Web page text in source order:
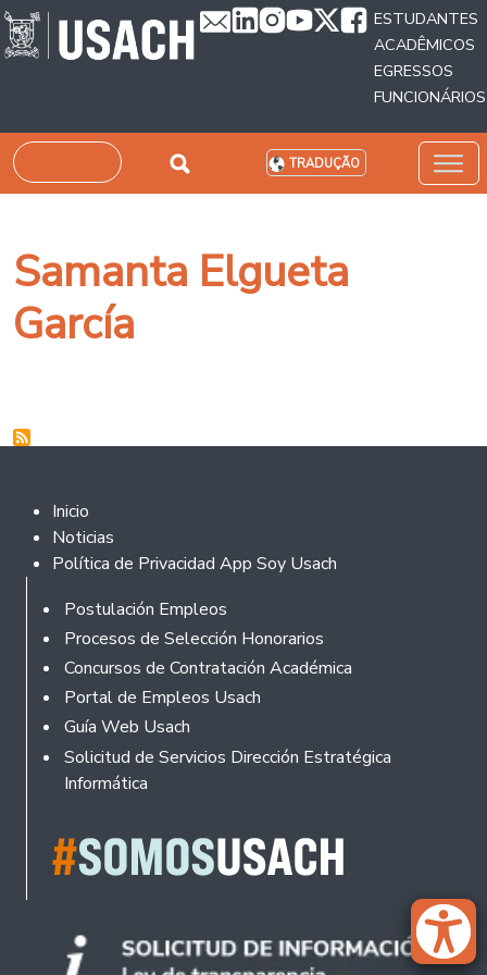
Passar para o conteúdo principal
ESTUDANTES
ACADÊMICOS
EGRESSOS
FUNCIONÁRIOS
Pesquisar TRADUÇÃO
Samanta Elgueta
García
Footer 2
Inicio
Noticias
Política de Privacidad App Soy Usach
Rodapé
Postulación Empleos
Procesos de Selección Honorarios
Concursos de Contratación Académica
Portal de Empleos Usach
Guía Web Usach
Solicitud de Servicios Dirección Estratégica
Informática